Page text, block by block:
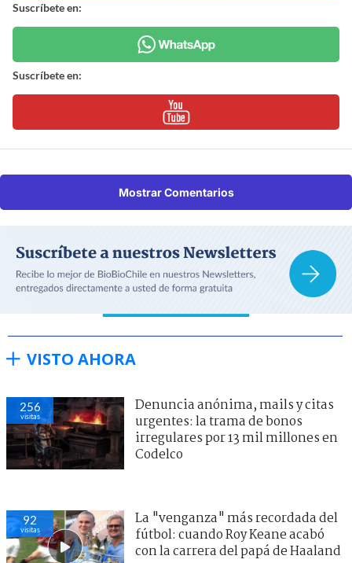
Suscríbete en:
Suscríbete en:
Mostrar Comentarios
VISTO AHORA
256
visitas
Denuncia anónima, mails y citas
urgentes: la trama de bonos
irregulares por 13 mil millones en
Codelco
92
visitas
La "venganza" más recordada del
fútbol: cuando Roy Keane acabó
con la carrera del papá de Haaland